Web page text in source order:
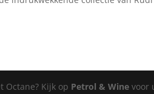
Octane? Kijk op Petrol & Wine voor